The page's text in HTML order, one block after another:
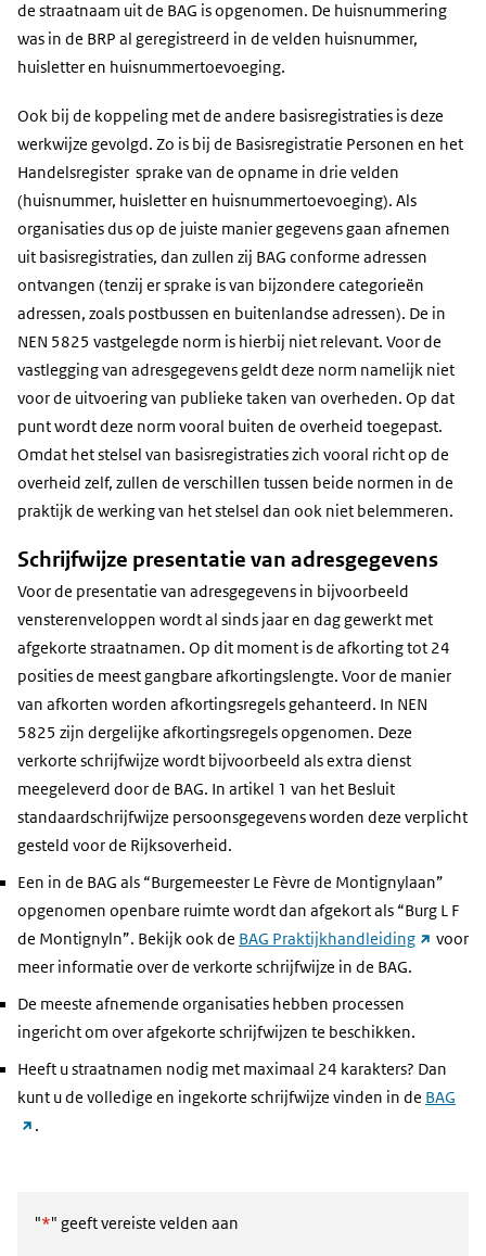
de straatnaam uit de BAG is opgenomen. De huisnummering
was in de BRP al geregistreerd in de velden huisnummer,
huisletter en huisnummertoevoeging.
Ook bij de koppeling met de andere basisregistraties is deze
werkwijze gevolgd. Zo is bij de Basisregistratie Personen en het
Handelsregister sprake van de opname in drie velden
(huisnummer, huisletter en huisnummertoevoeging). Als
organisaties dus op de juiste manier gegevens gaan afnemen
uit basisregistraties, dan zullen zij BAG conforme adressen
ontvangen (tenzij er sprake is van bijzondere categorieën
adressen, zoals postbussen en buitenlandse adressen). De in
NEN 5825 vastgelegde norm is hierbij niet relevant. Voor de
vastlegging van adresgegevens geldt deze norm namelijk niet
voor de uitvoering van publieke taken van overheden. Op dat
punt wordt deze norm vooral buiten de overheid toegepast.
Omdat het stelsel van basisregistraties zich vooral richt op de
overheid zelf, zullen de verschillen tussen beide normen in de
praktijk de werking van het stelsel dan ook niet belemmeren.
Schrijfwijze presentatie van adresgegevens
Voor de presentatie van adresgegevens in bijvoorbeeld
vensterenveloppen wordt al sinds jaar en dag gewerkt met
afgekorte straatnamen. Op dit moment is de afkorting tot 24
posities de meest gangbare afkortingslengte. Voor de manier
van afkorten worden afkortingsregels gehanteerd. In NEN
5825 zijn dergelijke afkortingsregels opgenomen. Deze
verkorte schrijfwijze wordt bijvoorbeeld als extra dienst
meegeleverd door de BAG. In artikel 1 van het Besluit
standaardschrijfwijze persoonsgegevens worden deze verplicht
gesteld voor de Rijksoverheid.
Een in de BAG als “Burgemeester Le Fèvre de Montignylaan”
opgenomen openbare ruimte wordt dan afgekort als “Burg L F
de Montignyln”. Bekijk ook de BAG Praktijkhandleiding(linkvoor
meer informatie over de verkorte schrijfwijze in de BAG.
De meeste afnemende organisaties hebben processen
ingericht om over afgekorte schrijfwijzen te beschikken.
Heeft u straatnamen nodig met maximaal 24 karakters? Dan
kunt u de volledige en ingekorte schrijfwijze vinden in de BAG
(link.
"*" geeft vereiste velden aan